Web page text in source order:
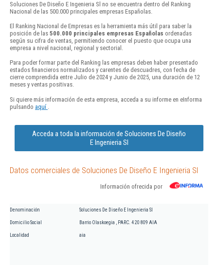
Soluciones De Diseño E Ingenieria Sl no se encuentra dentro del Ranking
Nacional de las 500.000 principales empresas Españolas.
El Ranking Nacional de Empresas es la herramienta más útil para saber la
posición de las 500.000 principales empresas Españolas ordenadas
según su cifra de ventas, permitiendo conocer el puesto que ocupa una
empresa a nivel nacional, regional y sectorial.
Para poder formar parte del Ranking las empresas deben haber presentado
estados financieros normalizados y carentes de descuadres, con fecha de
cierre comprendida entre Julio de 2024 y Junio de 2025, una duración de 12
meses y ventas positivas.
Si quiere más información de esta empresa, acceda a su informe en eInforma
pulsando aquí
Acceda a toda la información de Soluciones De Diseño
E Ingenieria Sl
Datos comerciales de Soluciones De Diseño E Ingenieria Sl
Información ofrecida por
Denominación Soluciones De Diseño E Ingenieria Sl
Domicilio Social Barrio Olaskoegia , PARC. 4 20 809 AIA
Localidad aia